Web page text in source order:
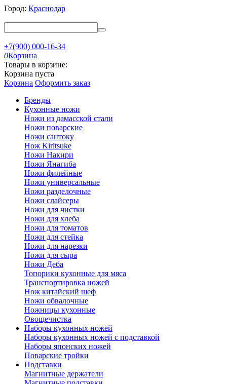
Город: Краснодар
+7(900) 000-16-34
0Корзина
Товары в корзине:
Корзина пуста
Корзина Оформить заказ
Бренды
Кухонные ножи
Ножи из дамасской стали
Ножи поварские
Ножи сантоку
Нож Kiritsuke
Ножи Накири
Ножи Янагиба
Ножи филейные
Ножи универсальные
Ножи разделочные
Ножи слайсеры
Ножи для чистки
Ножи для хлеба
Ножи для томатов
Ножи для стейка
Ножи для нарезки
Ножи для сыра
Ножи Деба
Топорики кухонные для мяса
Транспортировка ножей
Нож китайский шеф
Ножи обвалочные
Ножницы кухонные
Овощечистка
Наборы кухонных ножей
Наборы кухонных ножей с подставкой
Наборы японских ножей
Поварские тройки
Подставки
Магнитные держатели